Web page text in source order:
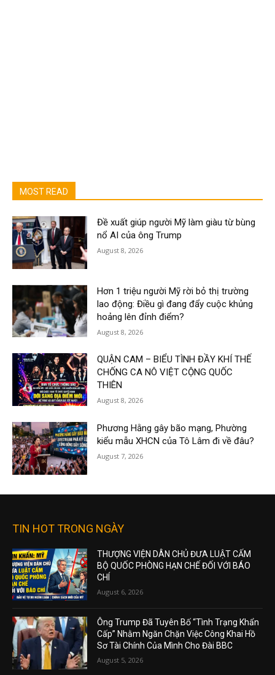
MOST READ
Đề xuất giúp người Mỹ làm giàu từ bùng
nổ AI của ông Trump
August 8, 2026
Hơn 1 triệu người Mỹ rời bỏ thị trường
lao động: Điều gì đang đẩy cuộc khủng
hoảng lên đỉnh điểm?
August 8, 2026
QUẬN CAM – BIỂU TÌNH ĐẦY KHÍ THẾ
CHỐNG CA NÔ VIỆT CỘNG QUỐC
THIÊN
August 8, 2026
Phương Hằng gây bão mạng, Phường
kiểu mẫu XHCN của Tô Lâm đi về đâu?
August 7, 2026
TIN HOT TRONG NGÀY
THƯỢNG VIỆN DÂN CHỦ ĐƯA LUẬT CẤM
BỘ QUỐC PHÒNG HẠN CHẾ ĐỐI VỚI BÁO
CHÍ
August 6, 2026
Ông Trump Đã Tuyên Bố “Tình Trạng Khẩn
Cấp” Nhằm Ngăn Chặn Việc Công Khai Hồ
Sơ Tài Chính Của Mình Cho Đài BBC
August 5, 2026